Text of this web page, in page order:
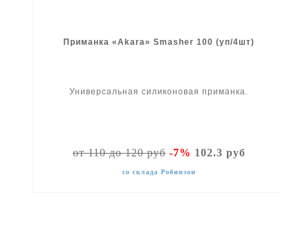
Приманка «Akara» Smasher 100 (уп/4шт)
Универсальная силиконовая приманка.
от 110 до 120 руб-7% 102.3 руб
со склада Робинзон